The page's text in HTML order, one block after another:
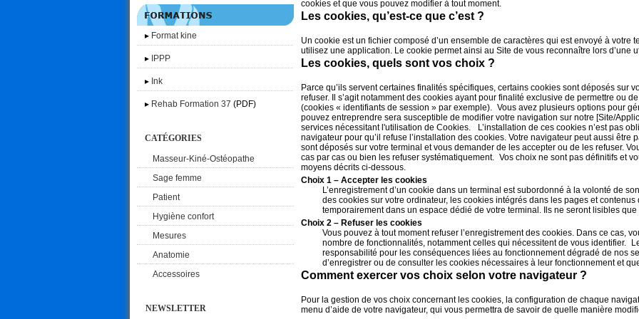
▸ Format kine
▸ IPPP
▸ Ink
▸ Rehab Formation 37 (PDF)
CATÉGORIES
Masseur-Kiné-Ostéopathe
Sage femme
Patient
Hygiène confort
Mesures
Anatomie
Accessoires
NEWSLETTER
cookies et que vous pouvez modifier à tout moment.
Les cookies, qu’est-ce que c’est ?
Un cookie est un fichier composé d’un ensemble de caractères qui est envoyé à votre
utilisez une application. Le cookie permet ainsi au Site de vous reconnaître lors d’une
Les cookies, quels sont vos choix ?
Parce qu’ils servent certaines finalités spécifiques, certains cookies sont déposés sur
refuser. Il s’agit notamment des cookies ayant pour finalité exclusive de permettre ou
(cookies « identifiants de session » par exemple). Vous avez plusieurs options pour
pouvez entreprendre sera susceptible de modifier votre navigation sur notre [Site/
services nécessitant l'utilisation de Cookies. L’installation de ces cookies n’est pas
navigateur pour qu’il refuse l’installation des cookies. Votre navigateur peut aussi
sont déposés sur votre terminal et vous demander de les accepter ou de les refuser.
cas par cas ou bien les refuser systématiquement. Vos choix ne sont pas définitifs et
moyens décrits ci-dessous.
Choix 1 – Accepter les cookies
L’enregistrement d’un cookie dans un terminal est subordonné à la volonté de
des cookies sur votre ordinateur, les cookies intégrés dans les pages et
temporairement dans un espace dédié de votre terminal. Ils ne seront lisibles que
Choix 2 – Refuser les cookies
Vous pouvez à tout moment refuser l’enregistrement des cookies. Dans ce cas,
nombre de fonctionnalités, notamment celles qui nécessitent de vous identifier.
responsabilité pour les conséquences liées au fonctionnement dégradé de nos
d’enregistrer ou de consulter les cookies nécessaires à leur fonctionnement et
Comment exercer vos choix selon votre navigateur ?
Pour la gestion de vos choix concernant les cookies, la configuration de chaque
menu d’aide de votre navigateur, qui vous permettra de savoir de quelle manière